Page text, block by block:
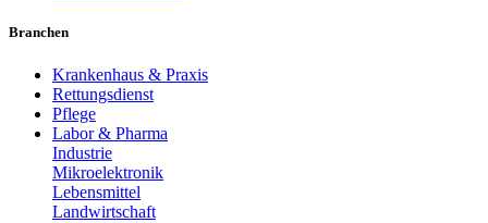
Branchen
Krankenhaus & Praxis
Rettungsdienst
Pflege
Labor & Pharma
Industrie
Mikroelektronik
Lebensmittel
Landwirtschaft